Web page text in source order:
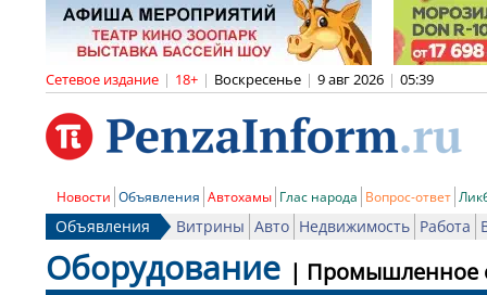
Сетевое издание | 18+ | Воскресенье | 9 авг 2026 | 05:39
Новости Объявления Автохамы Глас народа Вопрос-ответ
Объявления Витрины Авто Недвижимость Работа
Оборудование | Промышленное